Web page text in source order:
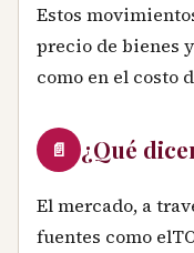
Estos
precio de bienes
como en el costo
📄 ¿Qué
El mercado, a
fuentes como